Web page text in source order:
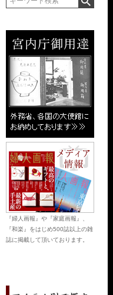
『婦人画報』や『家庭画報』、
『和楽』をはじめ500誌以上の雑
誌に掲載して頂いております。